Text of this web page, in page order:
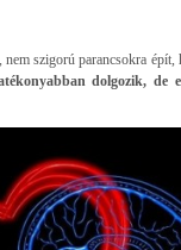
szigorú parancsokra épít,
dolgozik, de